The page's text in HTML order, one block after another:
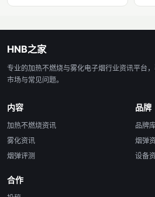
HNB之家
专业的加热不燃烧与雾化电子烟行业资讯平台
市场与常见问题。
内容
加热不燃烧资讯
雾化资讯
烟弹评测
品牌
品牌
烟弹
设备
合作